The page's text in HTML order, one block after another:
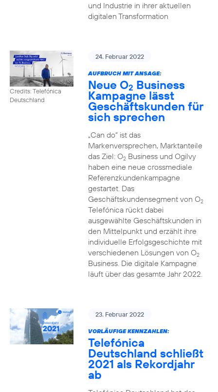
und Industrie in ihrer aktuellen
digitalen Transformation
Credits: Telefónica
Deutschland
24. Februar 2022
AUFBRUCH MIT ANSAGE:
Neue O2 Business
Kampagne lässt
Geschäftskunden für
sich sprechen
„Can do“ ist das
Markenversprechen, Marktanteile
das Ziel: O2Business und Ogilvy
haben eine neue crossmediale
Referenzkundenkampagne
gestartet. Das
Geschäftskundensegment von O2
Telefónica rückt dabei
ausgewählte Geschäftskunden in
den Mittelpunkt und erzählt ihre
individuelle Erfolgsgeschichte mit
verschiedenen Lösungen von O2
Business. Die digitale Kampagne
läuft über das gesamte Jahr 2022.
23. Februar 2022
VORLÄUFIGE KENNZAHLEN:
Telefónica
Deutschland schließt
2021 als Rekordjahr
ab